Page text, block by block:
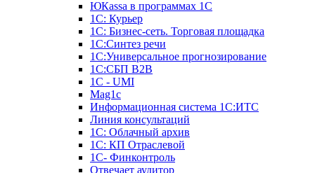
ЮКаssа в программах 1С
1С: Курьер
1С: Бизнес-сеть. Торговая площадка
1С:Синтез речи
1С:Универсальное прогнозирование
1С:СБП B2B
1C - UMI
Mag1c
Информационная система 1С:ИТС
Линия консультаций
1С: Облачный архив
1С: КП Отраслевой
1С- Финконтроль
Отвечает аудитор